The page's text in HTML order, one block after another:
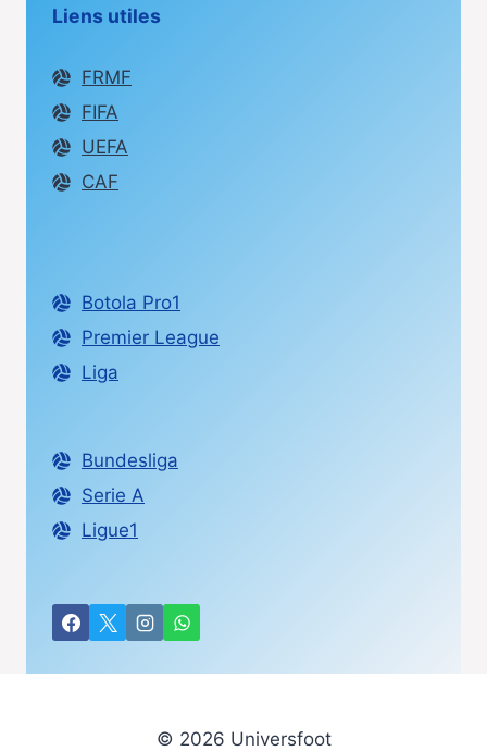
Liens utiles
FRMF
FIFA
UEFA
CAF
Botola Pro1
Premier League
Liga
Bundesliga
Serie A
Ligue1
© 2026 Universfoot